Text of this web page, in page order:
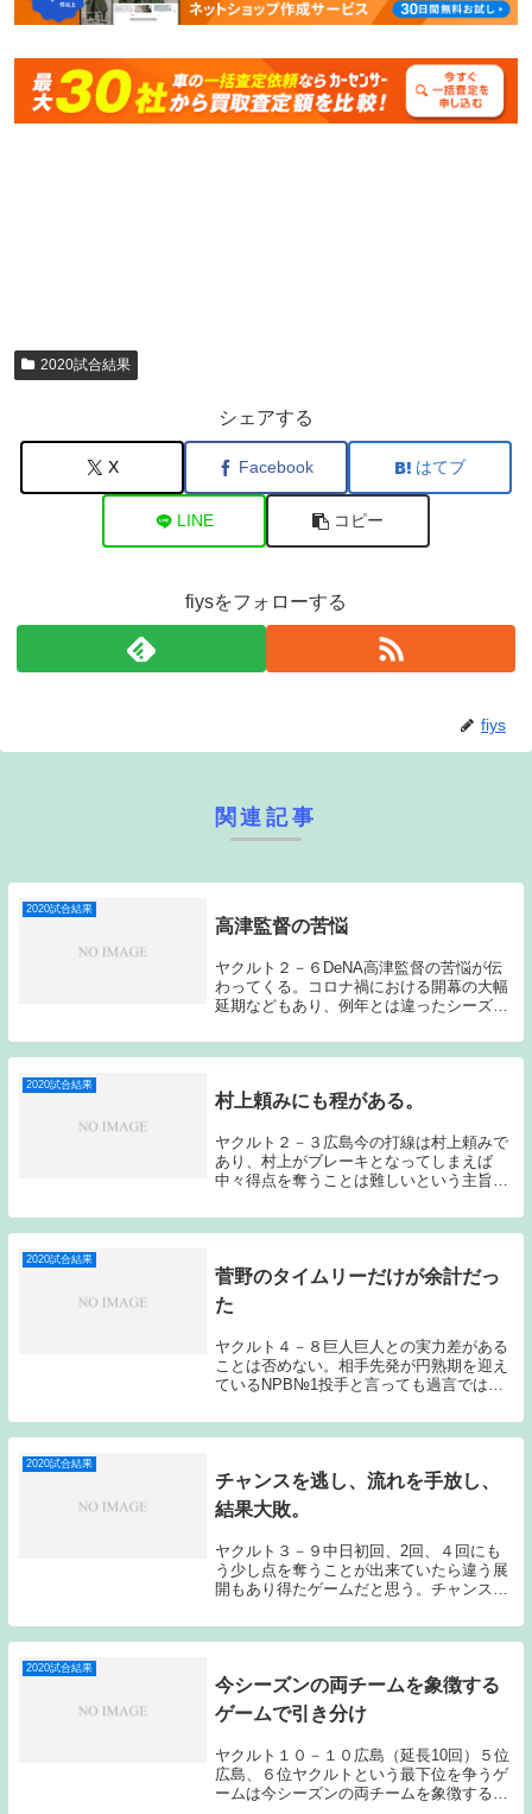
2020試合結果
シェアする
X Facebook はてブ
LINE コピー
fiysをフォローする
fiys
関連記事
2020試合結果
高津監督の苦悩
ヤクルト２－６DeNA高津監督の苦悩が伝
わってくる。コロナ禍における開幕の大幅
延期などもあり、例年とは違ったシーズン
しく、自分の色を出しながらつい最近まで
上手く戦っていた印象だった。過去記事は
2020試合結果
村上頼みにも程がある。
ヤクルト２－３広島今の打線は村上頼みで
あり、村上がブレーキとなってしまえば
中々得点を奪うことは難しいという主旨の
ったのだが、今日は村上のソロホームラン
2本による2得点のみに終わってしまった。
2020試合結果
菅野のタイムリーだけが余計だっ
た
ヤクルト４－８巨人巨人との実力差がある
ことは否めない。相手先発が円熟期を迎え
ているNPB№1投手と言っても過言ではな
的な展開に持ち込めていた思う。弱いなり
によく粘り戦っていた。それだけに７回２
2020試合結果
チャンスを逃し、流れを手放し、
結果大敗。
ヤクルト３－９中日初回、2回、４回にも
う少し点を奪うことが出来ていたら違う展
開もあり得たゲームだと思う。チャンスを
する投手陣も踏ん張り切れなかった。結果
的には大敗となってしまったのだが、勝て
2020試合結果
今シーズンの両チームを象徴する
ゲームで引き分け
ヤクルト１０－１０広島（延長10回）５位
広島、６位ヤクルトという最下位を争うゲ
ームは今シーズンの両チームを象徴するよ